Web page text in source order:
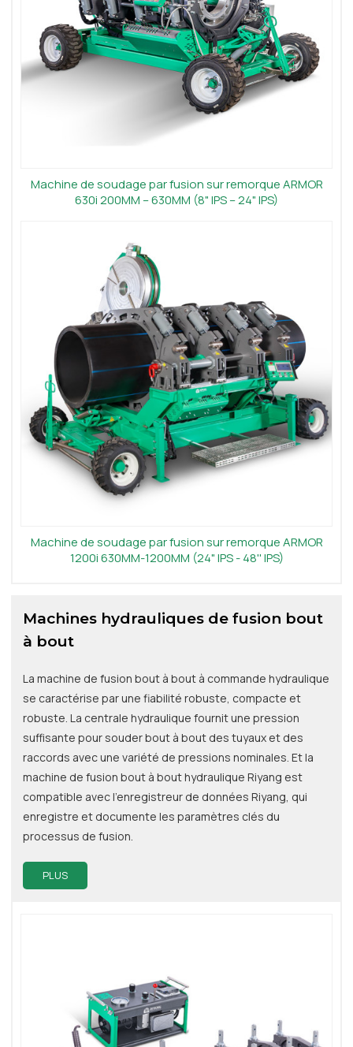
Machine de soudage par fusion sur remorque ARMOR
630i 200MM – 630MM (8" IPS – 24" IPS)
Machine de soudage par fusion sur remorque ARMOR
1200i 630MM-1200MM (24" IPS - 48'' IPS)
Machines hydrauliques de fusion bout
à bout
La machine de fusion bout à bout à commande hydraulique
se caractérise par une fiabilité robuste, compacte et
robuste. La centrale hydraulique fournit une pression
suffisante pour souder bout à bout des tuyaux et des
raccords avec une variété de pressions nominales. Et la
machine de fusion bout à bout hydraulique Riyang est
compatible avec l'enregistreur de données Riyang, qui
enregistre et documente les paramètres clés du
processus de fusion.
PLUS